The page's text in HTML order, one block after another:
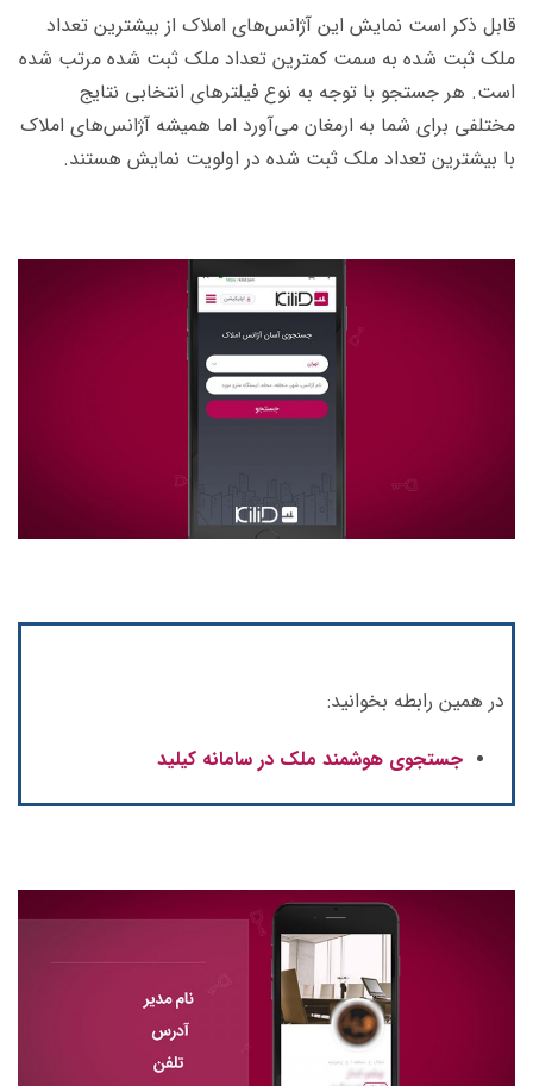
قابل ذکر است نمایش این آژانس‌های املاک از بیشترین تعداد
ملک ثبت شده به سمت کمترین تعداد ملک ثبت شده مرتب شده
است. هر جستجو با توجه به نوع فیلترهای انتخابی نتایج
مختلفی برای شما به ارمغان می‌آورد اما همیشه آژانس‌های املاک
با بیشترین تعداد ملک ثبت شده در اولویت نمایش هستند.
در همین رابطه بخوانید:
جستجوی هوشمند ملک در سامانه کیلید